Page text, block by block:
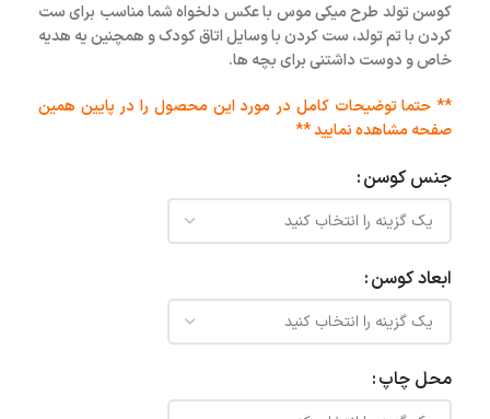
کوسن تولد طرح میکی موس با عکس دلخواه شما مناسب برای ست
کردن با تم تولد، ست کردن با وسایل اتاق کودک و همچنین یه هدیه
خاص و دوست داشتنی برای بچه ها.
** حتما توضیحات کامل در مورد این محصول را در پایین همین
صفحه مشاهده نمایید **
جنس کوسن
ابعاد کوسن
محل چاپ